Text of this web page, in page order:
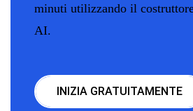
minuti utilizzando il
AI.
INIZIA GRATUITAMENTE